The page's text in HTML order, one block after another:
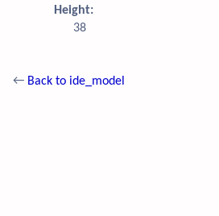
Height:
38
← Back to ide_model